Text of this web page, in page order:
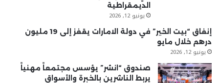
الديمقراطية
يونيو 12, 2026
إنفاق “بيت الخير” في دولة الامارات يقفز إلى 19 مليون
درهم خلال مايو
يونيو 12, 2026
صندوق “انشر” يؤسس مجتمعاً مهنياً
يربط الناشرين بالخبرة والأسواق